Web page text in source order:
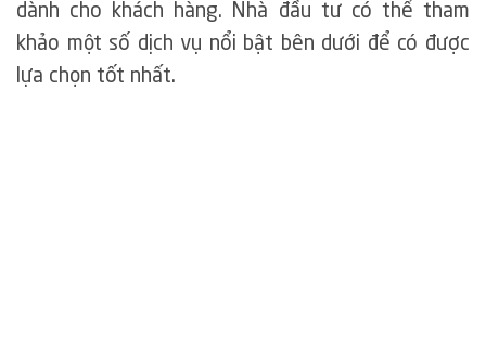
dành cho khách hàng. Nhà đầu tư có thể tham
khảo một số dịch vụ nổi bật bên dưới để có được
lựa chọn tốt nhất.